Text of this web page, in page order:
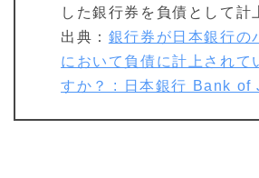
した銀行券を負債として計
出典： 銀行券が日本銀行の
において負債に計上されて
すか？ : 日本銀行 Bank of